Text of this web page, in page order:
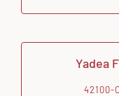
Yadea
42100-